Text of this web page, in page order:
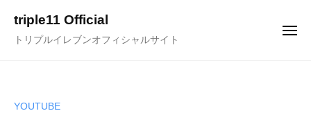
triple11 Official
トリプルイレブンオフィシャルサイト
メ
YOUTUBE